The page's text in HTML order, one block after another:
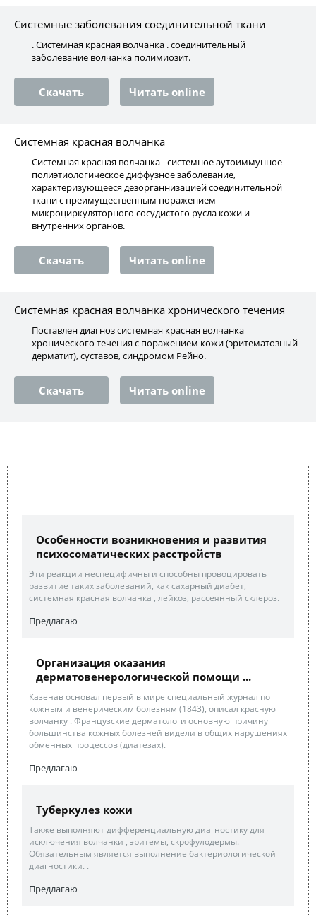
Системные заболевания соединительной ткани
. Системная красная волчанка . соединительный
заболевание волчанка полимиозит.
Скачать Читать online
Системная красная волчанка
Системная красная волчанка - системное аутоиммунное
полиэтиологическое диффузное заболевание,
характеризующееся дезорганнизацией соединительной
ткани с преимущественным поражением
микроциркуляторного сосудистого русла кожи и
внутренних органов.
Скачать Читать online
Системная красная волчанка хронического течения
Поставлен диагноз системная красная волчанка
хронического течения с поражением кожи (эритематозный
дерматит), суставов, синдромом Рейно.
Скачать Читать online
Особенности возникновения и развития
психосоматических расстройств
Эти реакции неспецифичны и способны провоцировать
развитие таких заболеваний, как сахарный диабет,
системная красная волчанка , лейкоз, рассеянный склероз.
Предлагаю
Организация оказания
дерматовенерологической помощи ...
Казенав основал первый в мире специальный журнал по
кожным и венерическим болезням (1843), описал красную
волчанку . Французские дерматологи основную причину
большинства кожных болезней видели в общих нарушениях
обменных процессов (диатезах).
Предлагаю
Туберкулез кожи
Также выполняют дифференциальную диагностику для
исключения волчанки , эритемы, скрофулодермы.
Обязательным является выполнение бактериологической
диагностики. .
Предлагаю